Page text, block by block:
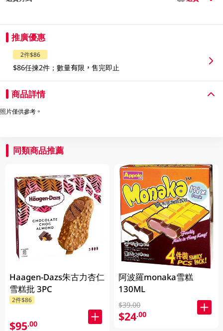
推廣優惠
2件$86
$86任揀2件；數量有限，售完即止
商品詳情
照片僅供參考。
同類商品推薦
Haagen-Dazs朱古力杏仁
雪糕批 3PC
2件$86
$95.00
阿波羅monaka雪糕
130ML
$39.00
$24.00